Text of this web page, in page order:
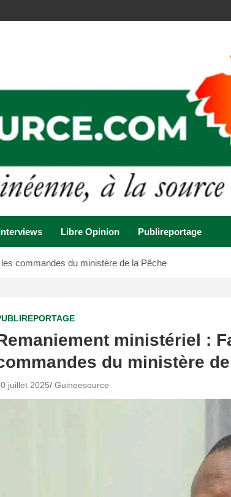
Libre Opinion Publireportage
commandes du ministère de la Pêche
ministériel :
du ministère
juillet 2025 Guineesource